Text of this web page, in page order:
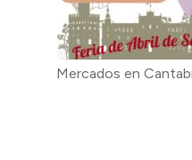
Mercados en